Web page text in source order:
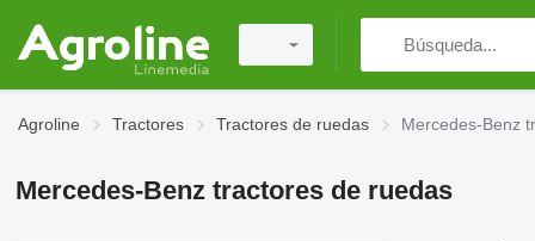
Agroline Tractores Tractores de ruedas Mercedes-Benz
Mercedes-Benz tractores de ruedas